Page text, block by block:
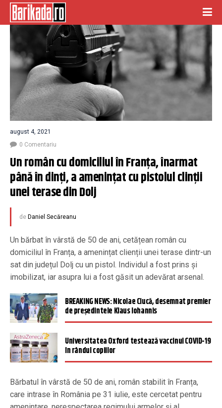
august 4, 2021
0 Comentariu
Un român cu domiciliul în Franța, înarmat
până în dinți, a amenințat cu pistolul clinții
unei terase din Dolj
de Daniel Secăreanu
Un bărbat în vârstă de 50 de ani, cetățean român cu
domiciliul în Franța, a amenințat clienții unei terase dintr-un
sat din județul Dolj cu un pistol. Individul a fost prins și
imobilizat, iar asupra lui a fost găsit un adevărat arsenal.
BREAKING NEWS: Nicolae Ciucă, desemnat premier
de președintele Klaus Iohannis
Universitatea Oxford testează vaccinul COVID-19
în rândul copiilor
Bărbatul în vârstă de 50 de ani, român stabilit în Franța,
care intrase în România pe 31 iulie, este cercetat pentru